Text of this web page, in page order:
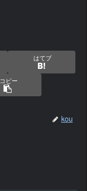
はてブ
コピー
kou